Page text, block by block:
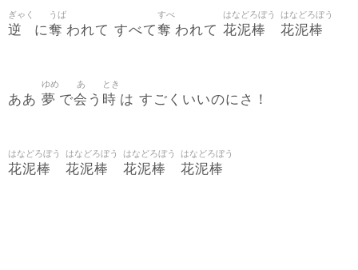
逆
ぎゃく
に奪
うば
われて すべて奪
すべ
われて 花泥棒
はなどろぼう
花泥棒
はなどろぼう
ああ 夢
ゆめ
で会
あ
う 時
とき
は すごくいいのにさ！
花泥棒
はなどろぼう
花泥棒
はなどろぼう
花泥棒
はなどろぼう
花泥棒
はなどろぼう